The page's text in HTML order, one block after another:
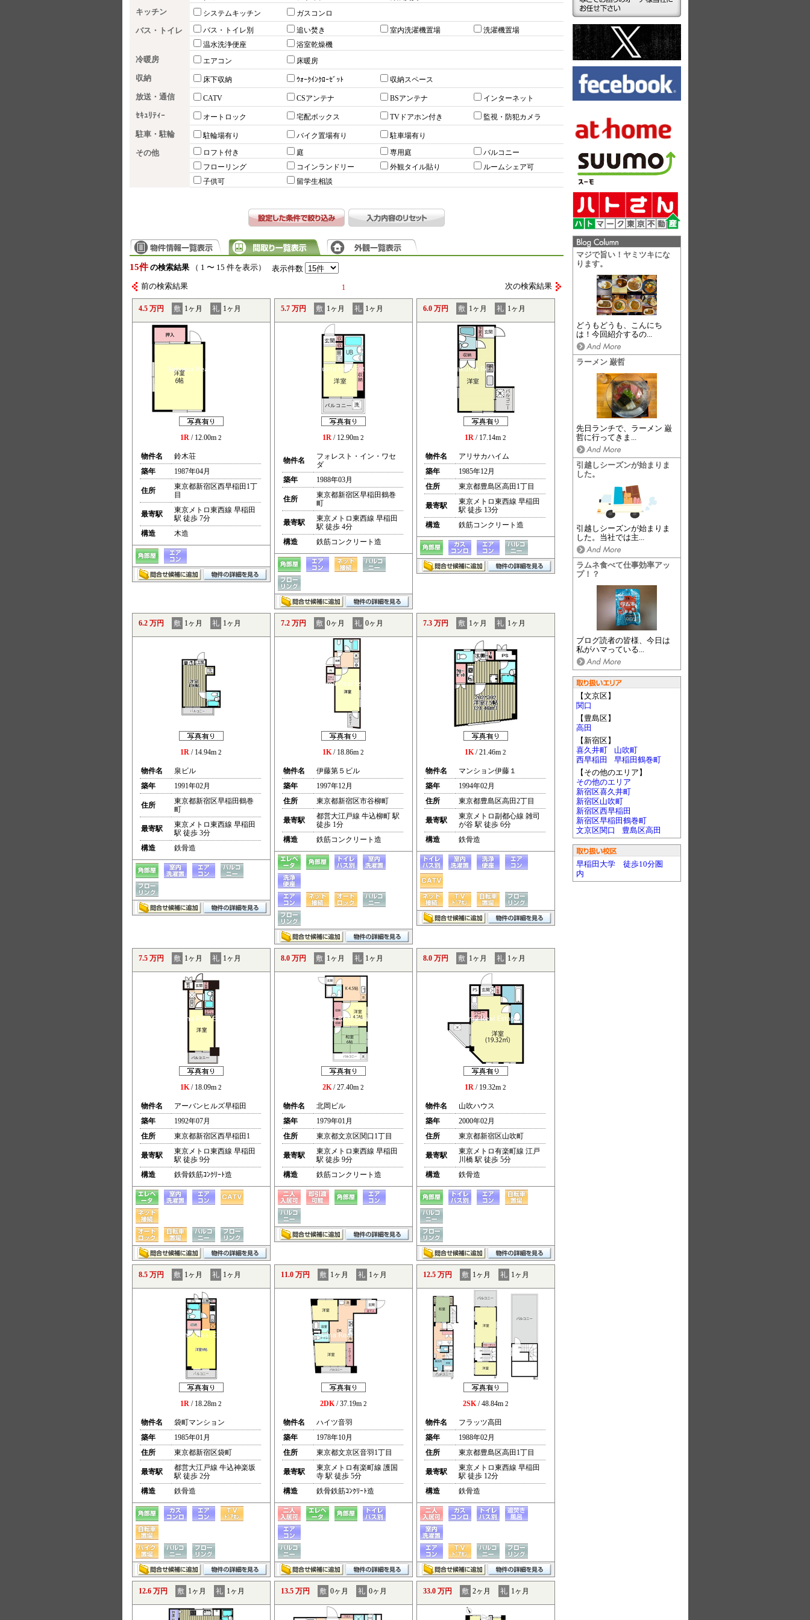
マジで旨い！ヤミツキにな
ります。
どうもどうも、こんにち
は！今回紹介するの...
ラーメン 巌哲
先日ランチで、ラーメン 巌
哲に行ってきま...
引越しシーズンが始まりま
した。
引越しシーズンが始まりま
した。当社では主...
ラムネ食べて仕事効率アッ
プ！？
ブログ読者の皆様、今日は
私がハマっている...
【文京区】
関口
【豊島区】
高田
【新宿区】
喜久井町
山吹町
西早稲田
早稲田鶴巻町
【その他のエリア】
その他のエリア
新宿区喜久井町
新宿区山吹町
新宿区西早稲田
新宿区早稲田鶴巻町
文京区関口
豊島区高田
早稲田大学 徒歩10分圏
内
キッチン システムキッチン ガスコンロ
バス・トイレ バス・トイレ別 追い焚き 室内洗濯機置場
洗濯機置場
温水洗浄便座
浴室乾燥機
冷暖房 エアコン 床暖房
収納 床下収納 ｳｫｰｸｲﾝｸﾛｰｾﾞｯﾄ 収納スペース
放送・通信 CATV CSアンテナ BSアンテナ インターネット
ｾｷｭﾘﾃｨｰ オートロック 宅配ボックス TVドアホン付き 監視・防犯カメラ
駐車・駐輪 駐輪場有り バイク置場有り 駐車場有り
その他 ロフト付き 庭 専用庭
バルコニー
フローリング
コインランドリー 外観タイル貼り
ルームシェア可
子供可
留学生相談
15件 の検索結果（ 1 〜 15 件を表示） 表示件数
前の検索結果 1 次の検索結果
4.5 万円 敷 1ヶ月 礼 1ヶ月
1R / 12.00m 2
物件名
鈴木荘
築年
1987年04月
住所
東京都新宿区西早稲田1丁
目
最寄駅
東京メトロ東西線 早稲田
駅 徒歩 7分
構造
木造
5.7 万円 敷 1ヶ月 礼 1ヶ月
1R / 12.90m 2
物件名
フォレスト・イン・ワセ
ダ
築年
1988年03月
住所
東京都新宿区早稲田鶴巻
町
最寄駅
東京メトロ東西線 早稲田
駅 徒歩 4分
構造
鉄筋コンクリート造
6.0 万円 敷 1ヶ月 礼 1ヶ月
1R / 17.14m 2
物件名
アリサカハイム
築年
1985年12月
住所
東京都豊島区高田1丁目
最寄駅
東京メトロ東西線 早稲田
駅 徒歩 13分
構造
鉄筋コンクリート造
6.2 万円 敷 1ヶ月 礼 1ヶ月
1R / 14.94m 2
物件名
泉ビル
築年
1991年02月
住所
東京都新宿区早稲田鶴巻
町
最寄駅
東京メトロ東西線 早稲田
駅 徒歩 3分
構造
鉄骨造
7.2 万円 敷 0ヶ月 礼 0ヶ月
1K/ 18.86m 2
物件名
伊藤第５ビル
築年
1997年12月
住所
東京都新宿区市谷柳町
最寄駅
都営大江戸線 牛込柳町 駅
徒歩 1分
構造
鉄筋コンクリート造
7.3 万円 敷 1ヶ月 礼 1ヶ月
1K/ 21.46m 2
物件名
マンション伊藤１
築年
1994年02月
住所
東京都豊島区高田2丁目
最寄駅
東京メトロ副都心線 雑司
が谷 駅 徒歩 6分
構造
鉄骨造
7.5 万円 敷 1ヶ月 礼 1ヶ月
1K/ 18.09m 2
物件名
アーバンヒルズ早稲田
築年
1992年07月
住所
東京都新宿区西早稲田1
最寄駅
東京メトロ東西線 早稲田
駅 徒歩 9分
構造
鉄骨鉄筋ｺﾝｸﾘｰﾄ造
8.0 万円 敷 1ヶ月 礼 1ヶ月
2K/ 27.40m 2
物件名
北岡ビル
築年
1979年01月
住所
東京都文京区関口1丁目
最寄駅
東京メトロ東西線 早稲田
駅 徒歩 9分
構造
鉄筋コンクリート造
8.0 万円 敷 1ヶ月 礼 1ヶ月
1R / 19.32m 2
物件名
山吹ハウス
築年
2000年02月
住所
東京都新宿区山吹町
最寄駅
東京メトロ有楽町線 江戸
川橋 駅 徒歩 5分
構造
鉄骨造
8.5 万円 敷 1ヶ月 礼 1ヶ月
1R / 18.28m 2
物件名
袋町マンション
築年
1985年01月
住所
東京都新宿区袋町
最寄駅
都営大江戸線 牛込神楽坂
駅 徒歩 2分
構造
鉄骨造
11.0 万円 敷 1ヶ月 礼 1ヶ月
2DK/ 37.19m 2
物件名
ハイツ音羽
築年
1978年10月
住所
東京都文京区音羽1丁目
最寄駅
東京メトロ有楽町線 護国
寺 駅 徒歩 5分
構造
鉄骨鉄筋ｺﾝｸﾘｰﾄ造
12.5 万円 敷 1ヶ月 礼 1ヶ月
2SK/ 48.84m 2
物件名
フラッツ高田
築年
1988年02月
住所
東京都豊島区高田1丁目
最寄駅
東京メトロ東西線 早稲田
駅 徒歩 12分
構造
鉄骨造
12.6 万円 敷 1ヶ月 礼 1ヶ月 13.5 万円 敷 0ヶ月 礼 0ヶ月 33.0 万円 敷 2ヶ月 礼 1ヶ月